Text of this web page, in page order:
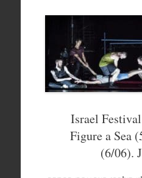
Israel
Figure a Sea
(6/06).